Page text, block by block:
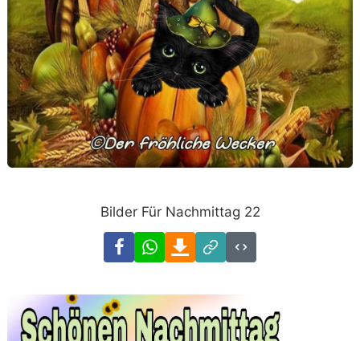
Bilder Für Nachmittag 22
FacebookWhatsAppDownload
Link
Code